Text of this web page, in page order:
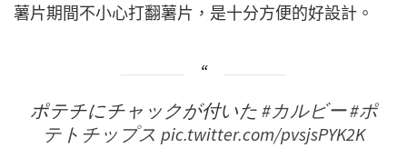
薯片期間不小心打翻薯片，是十分方便的好設計。
ポテチにチャックが付いた#カルビー#ポ
テトチップス pic.twitter.com/pvsjsPYK2K